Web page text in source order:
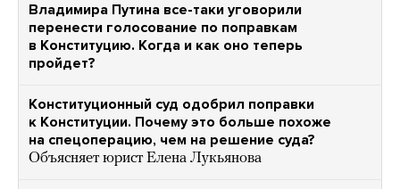
Владимира Путина все-таки уговорили
перенести голосование по поправкам
в Конституцию. Когда и как оно теперь
пройдет?
Конституционный cуд одобрил поправки
к Конституции. Почему это больше похоже
на спецоперацию, чем на решение суда?
Объясняет юрист Елена Лукьянова